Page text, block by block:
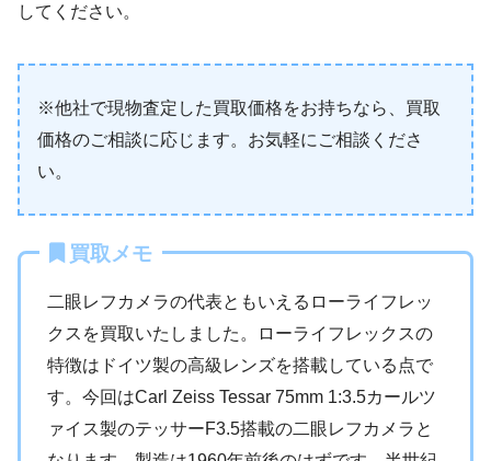
してください。
※他社で現物査定した買取価格をお持ちなら、買取
価格のご相談に応じます。お気軽にご相談くださ
い。
買取メモ
二眼レフカメラの代表ともいえるローライフレッ
クスを買取いたしました。ローライフレックスの
特徴はドイツ製の高級レンズを搭載している点で
す。今回はCarl Zeiss Tessar 75mm 1:3.5カールツ
ァイス製のテッサーF3.5搭載の二眼レフカメラと